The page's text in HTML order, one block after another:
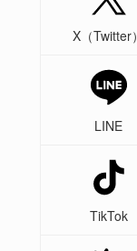
X（Twitter）
LINE
TikTok